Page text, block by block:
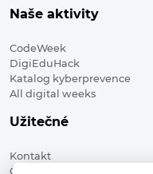
Naše aktivity
CodeWeek
DigiEduHack
Katalog kyberprevence
All digital weeks
Užitečné
Kontakt
Členské organizace